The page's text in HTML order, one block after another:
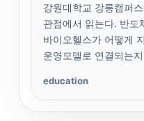
강원대학교 강릉캠퍼
관점에서 읽는다. 반도
바이오헬스가 어떻게
운영모델로 연결되는
education